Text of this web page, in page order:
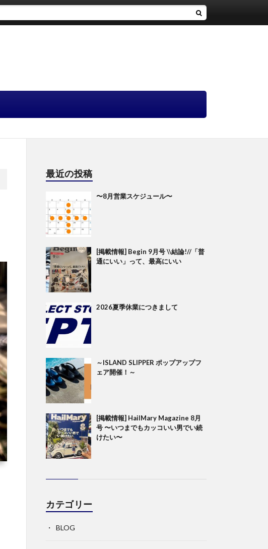
最近の投稿
〜8月営業スケジュール〜
[掲載情報] Begin 9月号 \\結論!//「普
通にいい」って、最高にいい
2026夏季休業につきまして
～ISLAND SLIPPER ポップアップフ
ェア開催！～
[掲載情報] HailMary Magazine 8月
号 〜いつまでもカッコいい男でい続
けたい〜
カテゴリー
BLOG